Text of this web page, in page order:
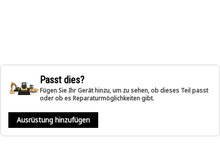
Passt dies?
Fügen Sie Ihr Gerät hinzu, um zu sehen, ob dieses Teil passt
oder ob es Reparaturmöglichkeiten gibt.
Ausrüstung hinzufügen